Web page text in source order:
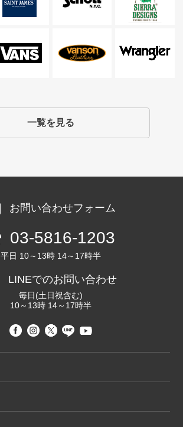
一覧を見る
お問い合わせフォーム
03-5816-1203
平日 10～13時 14～17時半
LINEでのお問い合わせ
毎日(土日祝含む)
10～13時 14～17時半